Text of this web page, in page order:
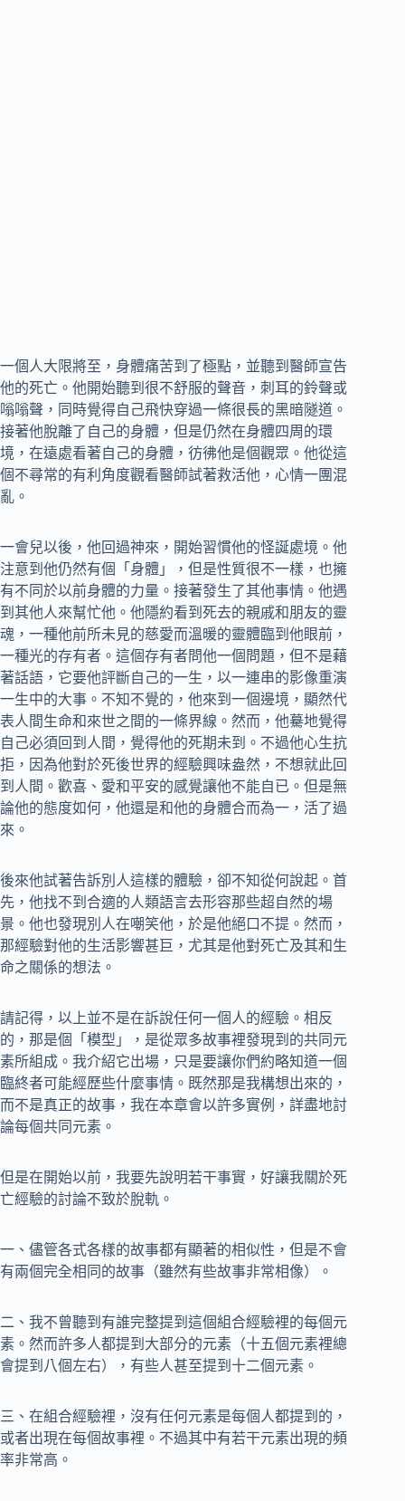
一個人大限將至，身體痛苦到了極點，並聽到醫師宣告
他的死亡。他開始聽到很不舒服的聲音，刺耳的鈴聲或
嗡嗡聲，同時覺得自己飛快穿過一條很長的黑暗隧道。
接著他脫離了自己的身體，但是仍然在身體四周的環
境，在遠處看著自己的身體，彷彿他是個觀眾。他從這
個不尋常的有利角度觀看醫師試著救活他，心情一團混
亂。
一會兒以後，他回過神來，開始習慣他的怪誕處境。他
注意到他仍然有個「身體」，但是性質很不一樣，也擁
有不同於以前身體的力量。接著發生了其他事情。他遇
到其他人來幫忙他。他隱約看到死去的親戚和朋友的靈
魂，一種他前所未見的慈愛而溫暖的靈體臨到他眼前，
一種光的存有者。這個存有者問他一個問題，但不是藉
著話語，它要他評斷自己的一生，以一連串的影像重演
一生中的大事。不知不覺的，他來到一個邊境，顯然代
表人間生命和來世之間的一條界線。然而，他驀地覺得
自己必須回到人間，覺得他的死期未到。不過他心生抗
拒，因為他對於死後世界的經驗興味盎然，不想就此回
到人間。歡喜、愛和平安的感覺讓他不能自已。但是無
論他的態度如何，他還是和他的身體合而為一，活了過
來。
後來他試著告訴別人這樣的體驗，卻不知從何說起。首
先，他找不到合適的人類語言去形容那些超自然的場
景。他也發現別人在嘲笑他，於是他絕口不提。然而，
那經驗對他的生活影響甚巨，尤其是他對死亡及其和生
命之關係的想法。
請記得，以上並不是在訴說任何一個人的經驗。相反
的，那是個「模型」，是從眾多故事裡發現到的共同元
素所組成。我介紹它出場，只是要讓你們約略知道一個
臨終者可能經歷些什麼事情。既然那是我構想出來的，
而不是真正的故事，我在本章會以許多實例，詳盡地討
論每個共同元素。
但是在開始以前，我要先說明若干事實，好讓我關於死
亡經驗的討論不致於脫軌。
一、儘管各式各樣的故事都有顯著的相似性，但是不會
有兩個完全相同的故事（雖然有些故事非常相像）。
二、我不曾聽到有誰完整提到這個組合經驗裡的每個元
素。然而許多人都提到大部分的元素（十五個元素裡總
會提到八個左右），有些人甚至提到十二個元素。
三、在組合經驗裡，沒有任何元素是每個人都提到的，
或者出現在每個故事裡。不過其中有若干元素出現的頻
率非常高。